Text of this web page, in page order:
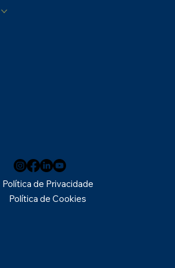
Política de Privacidade
Política de Cookies